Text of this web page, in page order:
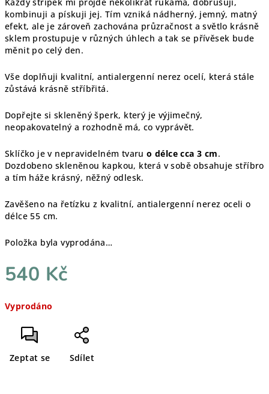
kombinuji a pískuji jej. Tím vzniká nádherný, jemný, matný
efekt, ale je zároveň zachována průzračnost a světlo krásně
sklem prostupuje v různých úhlech a tak se přívěsek bude
měnit po celý den.
Vše doplňuji kvalitní, antialergenní nerez ocelí, která stále
zůstává krásně stříbřitá.
Dopřejte si skleněný šperk, který je výjimečný,
neopakovatelný a rozhodně má, co vyprávět.
Sklíčko je v nepravidelném tvaruo délce cca 3 cm.
Dozdobeno skleněnou kapkou, která v sobě obsahuje stříbro
a tím háže krásný, něžný odlesk.
Zavěšeno na řetízku z kvalitní, antialergenní nerez oceli o
délce 55 cm.
Položka byla vyprodána…
540 Kč
cena:
Vyprodáno
Zeptat se Sdílet